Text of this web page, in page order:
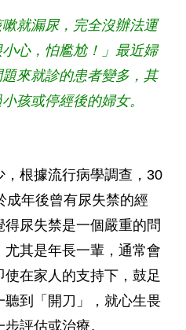
嗽就漏尿，完全沒辦法運
心，怕尷尬！」最近婦
來就診的患者變多，其
孩或停經後的婦女。
根據流行病學調查，30
成年後曾有尿失禁的經
尿失禁是一個嚴重的問
其是年長一輩，通常會
在家人的支持下，鼓足
聽到「開刀」，就心生畏
評估或治療。